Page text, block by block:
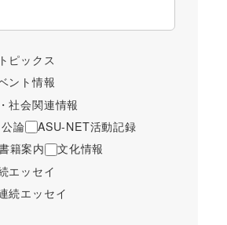
ピックス
ント情報
社会関連情報
論
ASU-NET活動記録
籍案内
文化情報
エッセイ
続エッセイ